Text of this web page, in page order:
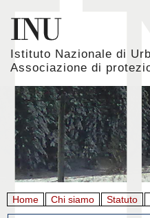
Istituto Nazionale di
Associazione di
Home Chi siamo Statuto